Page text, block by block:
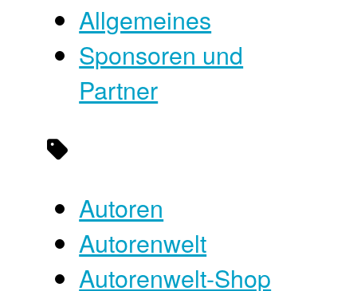
Allgemeines
Sponsoren und
Partner
Autoren
Autorenwelt
Autorenwelt-Shop